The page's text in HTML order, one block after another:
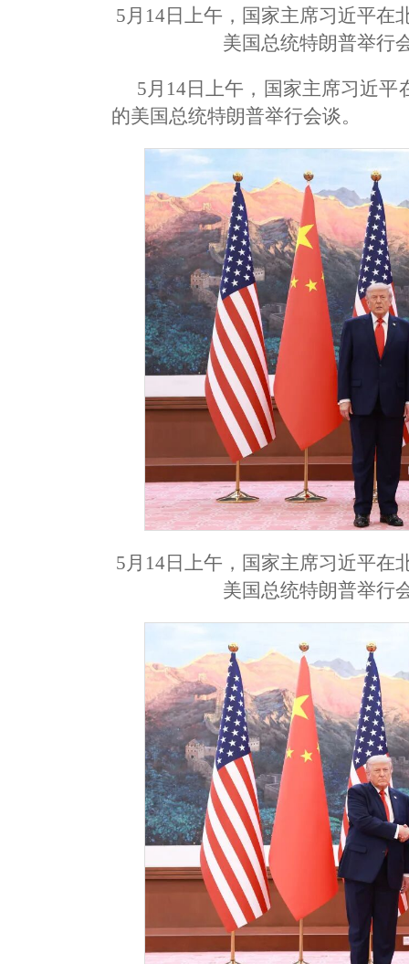
5月14日上午，国家主席习近平在
美国总统特朗普举行
5月14日上午，国家主席习近
的美国总统特朗普举行会谈。
5月14日上午，国家主席习近平在
美国总统特朗普举行